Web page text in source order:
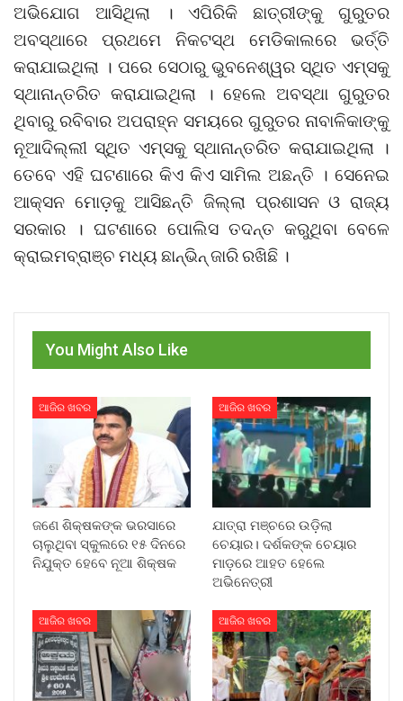
ଅଭିଯୋଗ ଆସିଥିଲା । ଏପିରିକି ଛାତ୍ରୀଙ୍କୁ ଗୁରୁତର
ଅବସ୍ଥାରେ ପ୍ରଥମେ ନିକଟସ୍ଥ ମେଡିକାଲରେ ଭର୍ତ୍ତି
କରାଯାଇଥିଲା । ପରେ ସେଠାରୁ ଭୁବନେଶ୍ୱର ସ୍ଥିତ ଏମ୍ସକୁ
ସ୍ଥାନାନ୍ତରିତ କରାଯାଇଥିଲା । ହେଲେ ଅବସ୍ଥା ଗୁରୁତର
ଥିବାରୁ ରବିବାର ଅପରାହ୍ନ ସମୟରେ ଗୁରୁତର ନାବାଳିକାଙ୍କୁ
ନୂଆଦିଲ୍ଲୀ ସ୍ଥିତ ଏମ୍ସକୁ ସ୍ଥାନାନ୍ତରିତ କରାଯାଇଥିଲା ।
ତେବେ ଏହି ଘଟଣାରେ କିଏ କିଏ ସାମିଲ ଅଛନ୍ତି । ସେନେଇ
ଆକ୍ସନ ମୋଡ଼କୁ ଆସିଛନ୍ତି ଜିଲ୍ଲା ପ୍ରଶାସନ ଓ ରାଜ୍ୟ
ସରକାର । ଘଟଣାରେ ପୋଲିସ ତଦନ୍ତ କରୁଥିବା ବେଳେ
କ୍ରାଇମବ୍ରାଞ୍ଚ ମଧ୍ୟ ଛାନ୍‌ଭିନ୍ ଜାରି ରଖିଛି ।
You Might Also Like
ଆଜିର ଖବର
ଜଣେ ଶିକ୍ଷକଙ୍କ ଭରସାରେ
ଚାଲୁଥିବା ସ୍କୁଲରେ ୧୫ ଦିନରେ
ନିଯୁକ୍ତ ହେବେ ନୂଆ ଶିକ୍ଷକ
ଆଜିର ଖବର
ଯାତ୍ରା ମଞ୍ଚରେ ଉଡ଼ିଲା
ଚେୟାର। ଦର୍ଶକଙ୍କ ଚେୟାର
ମାଡ଼ରେ ଆହତ ହେଲେ
ଅଭିନେତ୍ରୀ
ଆଜିର ଖବର ଆଜିର ଖବର